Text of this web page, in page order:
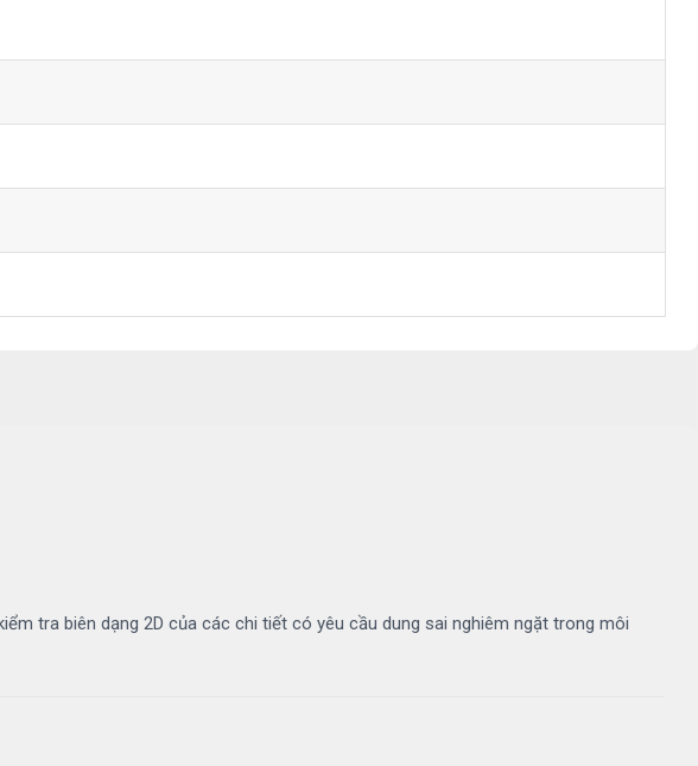
tra biên dạng 2D của các chi tiết có yêu cầu dung sai nghiêm ngặt trong môi